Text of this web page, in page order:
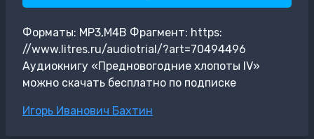
Форматы: MP3,M4B Фрагмент: https:
//www.litres.ru/audiotrial/?art=70494496
Аудиокнигу «Предновогодние хлопоты IV»
можно скачать бесплатно по подписке
Метки
Игорь Иванович Бахтин